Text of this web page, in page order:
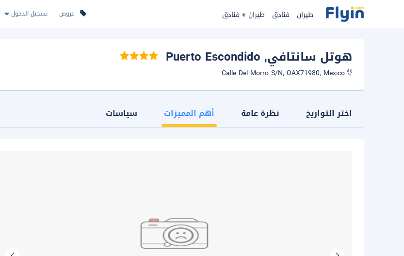
عروض تسجيل الدخول طيران فنادق طيران + فنادق
هوتل سانتافي, Puerto Escondido
اختر التواريخ نظرة عامة أهم المميزات سياسات